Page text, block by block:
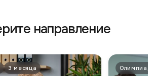
направление
3 месяца